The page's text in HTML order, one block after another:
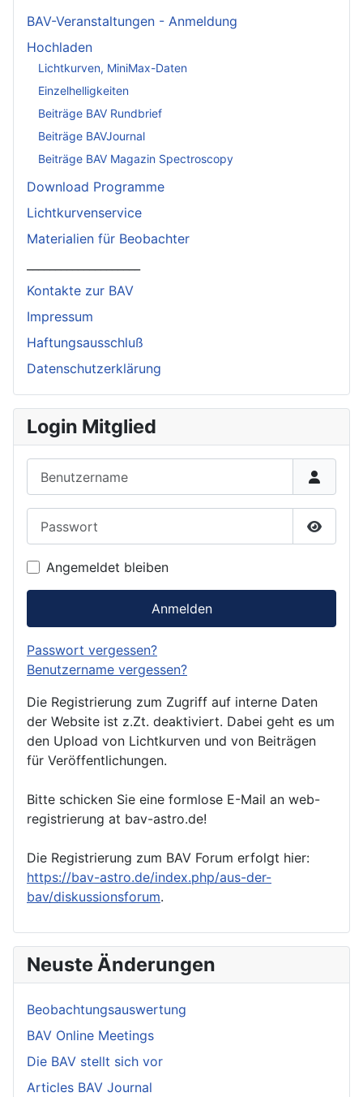
BAV-Veranstaltungen - Anmeldung
Hochladen
Lichtkurven, MiniMax-Daten
Einzelhelligkeiten
Beiträge BAV Rundbrief
Beiträge BAVJournal
Beiträge BAV Magazin Spectroscopy
Download Programme
Lichtkurvenservice
Materialien für Beobachter
Kontakte zur BAV
Impressum
Haftungsausschluß
Datenschutzerklärung
Login Mitglied
Angemeldet bleiben
Anmelden
Passwort vergessen?
Benutzername vergessen?
Die Registrierung zum Zugriff auf interne Daten
der Website ist z.Zt. deaktiviert. Dabei geht es um
den Upload von Lichtkurven und von Beiträgen
für Veröffentlichungen.
Bitte schicken Sie eine formlose E-Mail an web-
registrierung at bav-astro.de!
Die Registrierung zum BAV Forum erfolgt hier:
https://bav-astro.de/index.php/aus-der-
bav/diskussionsforum.
Neuste Änderungen
Beobachtungsauswertung
BAV Online Meetings
Die BAV stellt sich vor
Articles BAV Journal